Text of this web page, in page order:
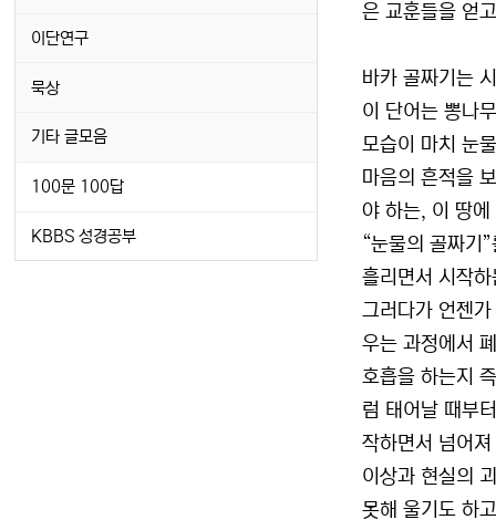
은 교훈들을 얻
바카 골짜기는
이 단어는 뽕나
모습이 마치 눈
마음의 흔적을
야 하는, 이 땅
“눈물의 골짜기
흘리면서 시작
그러다가 언젠
우는 과정에서
호흡을 하는지
럼 태어날 때부
작하면서 넘어
이상과 현실의
못해 울기도 하
이단연구
묵상
기타 글모음
100문 100답
KBBS 성경공부